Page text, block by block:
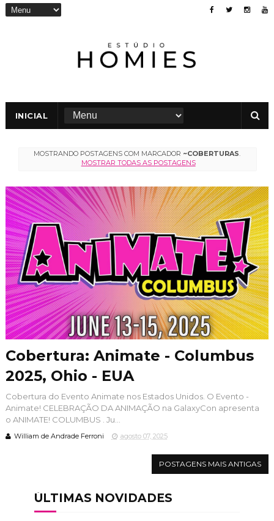
INICIAL
MOSTRANDO POSTAGENS COM MARCADOR ~COBERTURAS.
MOSTRAR TODAS AS POSTAGENS
Cobertura: Animate - Columbus
2025, Ohio - EUA
Cobertura do Evento Animate nos Estados Unidos. O Evento -
Animate! CELEBRAÇÃO DA ANIMAÇÃO na GalaxyCon apresenta
o ANIMATE! COLUMBUS . Ju...
William de Andrade Ferroni agosto 07, 2025
POSTAGENS MAIS ANTIGAS
ÚLTIMAS NOVIDADES